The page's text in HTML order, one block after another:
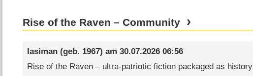
Rise of the Raven – Community
Iasiman(geb. 1967) am 30.07.2026 06:56
Rise of the Raven – ultra‑patriotic fiction packaged as history